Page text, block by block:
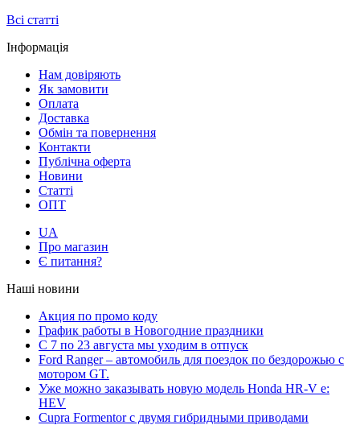
Всі статті
Інформація
Нам довіряють
Як замовити
Оплата
Доставка
Обмін та повернення
Контакти
Публічна оферта
Новини
Статті
ОПТ
UA
Про магазин
Є питання?
Наші новини
Акция по промо коду
График работы в Новогодние праздники
С 7 по 23 августа мы уходим в отпуск
Ford Ranger – автомобиль для поездок по бездорожью с
мотором GT.
Уже можно заказывать новую модель Honda HR-V e:
HEV
Cupra Formentor с двумя гибридными приводами